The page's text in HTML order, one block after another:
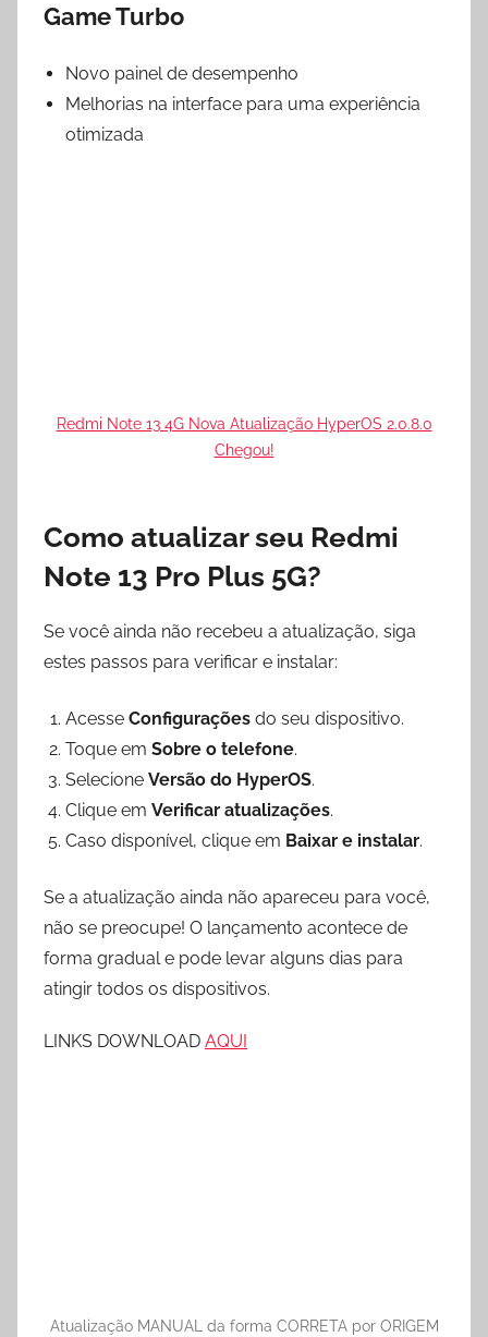
Game Turbo
Novo painel de desempenho
Melhorias na interface para uma experiência
otimizada
Redmi Note 13 4G Nova Atualização HyperOS 2.0.8.0
Chegou!
Como atualizar seu Redmi
Note 13 Pro Plus 5G?
Se você ainda não recebeu a atualização, siga
estes passos para verificar e instalar:
Acesse Configurações do seu dispositivo.
Toque em Sobre o telefone.
Selecione Versão do HyperOS.
Clique em Verificar atualizações.
Caso disponível, clique em Baixar e instalar.
Se a atualização ainda não apareceu para você,
não se preocupe! O lançamento acontece de
forma gradual e pode levar alguns dias para
atingir todos os dispositivos.
LINKS DOWNLOAD AQUI
Atualização MANUAL da forma CORRETA por ORIGEM